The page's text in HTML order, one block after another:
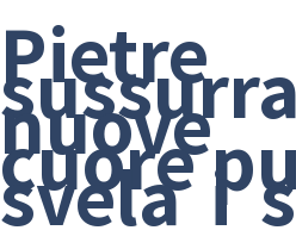
nuove
cuore
svela i